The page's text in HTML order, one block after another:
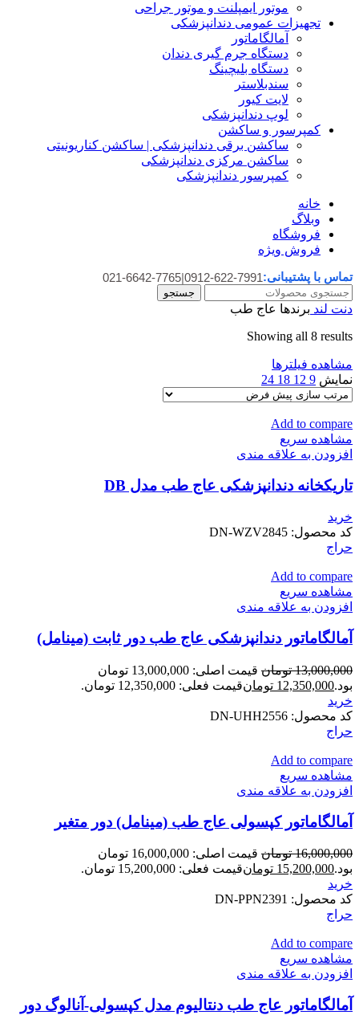
موتور ایمپلنت و موتور جراحی
تجهیزات عمومی دندانپزشکی
آمالگاماتور
دستگاه جرم گیری دندان
دستگاه بلیچینگ
سندبلاستر
لایت کیور
لوپ دندانپزشکی
کمپرسور و ساکشن
ساکشن برقی دندانپزشکی | ساکشن کناریونیتی
ساکشن مرکزی دندانپزشکی
کمپرسور دندانپزشکی
خانه
وبلاگ
فروشگاه
فروش ویژه
تماس با پشتیبانی:0912-622-7991
|
021-6642-7765
جستجو
دنت لند برندها عاج طب
Showing all 8 results
مشاهده فیلترها
نمایش 9
12
18
24
Add to compare
مشاهده سریع
افزودن به علاقه مندی
تاریکخانه دندانپزشکی عاج طب مدل DB
خرید
کد محصول: DN-WZV2845
حراج
Add to compare
مشاهده سریع
افزودن به علاقه مندی
آمالگاماتور دندانپزشکی عاج طب دور ثابت (مینامل)
13,000,000 تومان
قیمت اصلی: 13,000,000 تومان
بود.12,350,000 تومانقیمت فعلی: 12,350,000 تومان.
خرید
کد محصول: DN-UHH2556
حراج
Add to compare
مشاهده سریع
افزودن به علاقه مندی
آمالگاماتور کپسولی عاج طب (مینامل) دور متغیر
16,000,000 تومان
قیمت اصلی: 16,000,000 تومان
بود.15,200,000 تومانقیمت فعلی: 15,200,000 تومان.
خرید
کد محصول: DN-PPN2391
حراج
Add to compare
مشاهده سریع
افزودن به علاقه مندی
آمالگاماتور عاج طب دنتالیوم مدل کپسولی-آنالوگ دور